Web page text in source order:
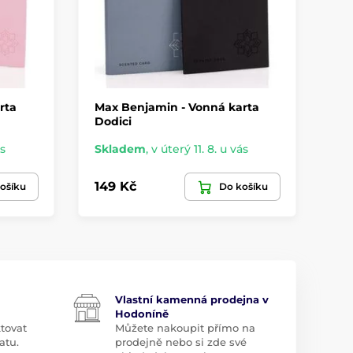
Max Benjamin - Vonná karta
Dodici
Skladem, v úterý 11. 8. u vás
149 Kč Do košíku
Vlastní kamenná prodejna v
Hodoníně
Můžete nakoupit přímo na
prodejně nebo si zde své